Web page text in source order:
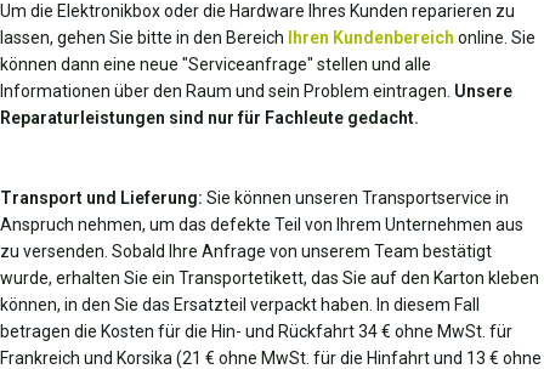
Um die Elektronikbox oder die Hardware Ihres Kunden reparieren zu
lassen, gehen Sie bitte in den Bereich
Ihren Kundenbereich online. Sie
können dann eine neue "Serviceanfrage" stellen und alle
Informationen über den Raum und sein Problem eintragen. Unsere
Reparaturleistungen sind nur für Fachleute gedacht.
Transport und Lieferung: Sie können unseren Transportservice in
Anspruch nehmen, um das defekte Teil von Ihrem Unternehmen aus
zu versenden. Sobald Ihre Anfrage von unserem Team bestätigt
wurde, erhalten Sie ein Transportetikett, das Sie auf den Karton kleben
können, in den Sie das Ersatzteil verpackt haben. In diesem Fall
betragen die Kosten für die Hin- und Rückfahrt 34 € ohne MwSt. für
Frankreich und Korsika (21 € ohne MwSt. für die Hinfahrt und 13 € ohne